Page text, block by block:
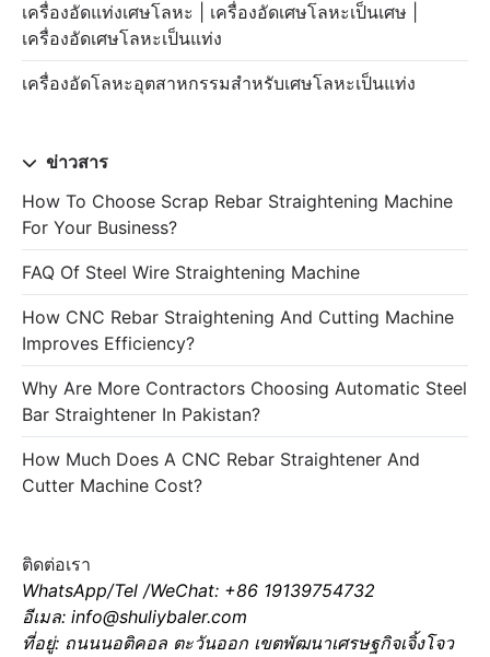
เครื่องอัดแท่งเศษโลหะ | เครื่องอัดเศษโลหะเป็นเศษ |
เครื่องอัดเศษโลหะเป็นแท่ง
เครื่องอัดโลหะอุตสาหกรรมสำหรับเศษโลหะเป็นแท่ง
ข่าวสาร
How To Choose Scrap Rebar Straightening Machine
For Your Business?
FAQ Of Steel Wire Straightening Machine
How CNC Rebar Straightening And Cutting Machine
Improves Efficiency?
Why Are More Contractors Choosing Automatic Steel
Bar Straightener In Pakistan?
How Much Does A CNC Rebar Straightener And
Cutter Machine Cost?
ติดต่อเรา
WhatsApp/Tel /WeChat: +86 19139754732
อีเมล: info@shuliybaler.com
ที่อยู่: ถนนนอติคอล ตะวันออก เขตพัฒนาเศรษฐกิจเจิ้งโจว